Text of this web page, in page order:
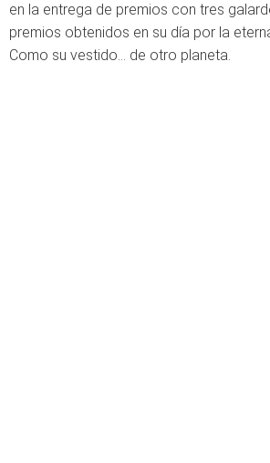
en la entrega de premios con tres
premios obtenidos en su día por la
Como su vestido... de otro planeta.